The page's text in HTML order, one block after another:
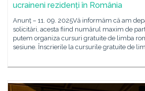
ucraineni rezidenți în România
Anunț – 11. 09. 2025Vă informăm că am
solicitări, acesta fiind numărul maxim de
putem organiza cursuri gratuite de limba
sesiune. Înscrierile la cursurile gratuite de